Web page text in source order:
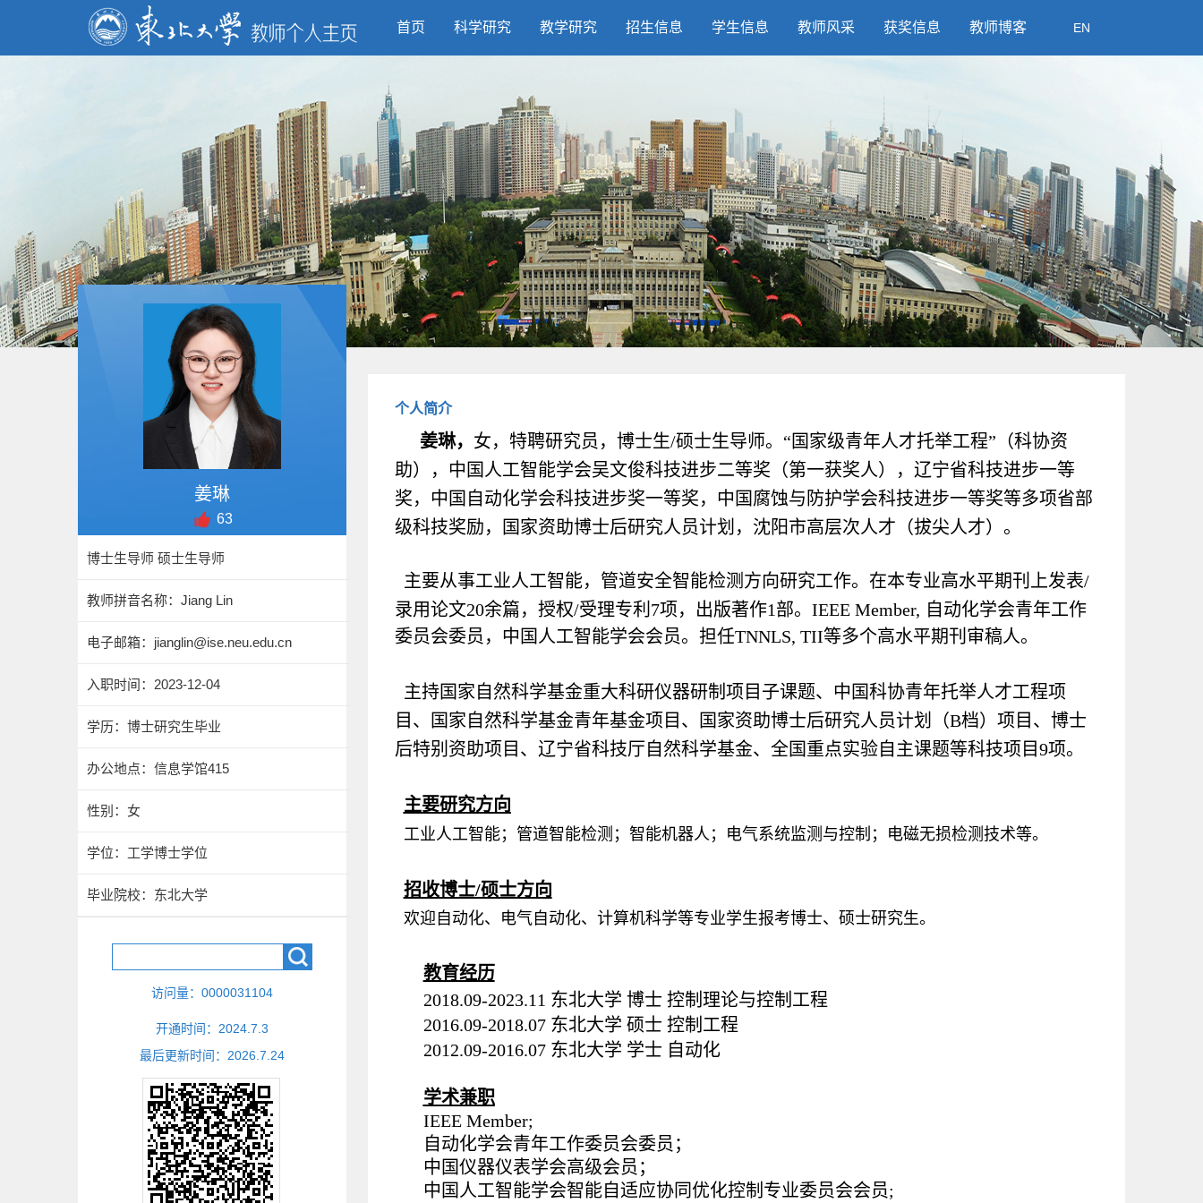
首页 科学研究 教学研究 招生信息 学生信息 教师风采 获奖信息 教师博客 EN
姜琳
63
博士生导师 硕士生导师
教师拼音名称：Jiang Lin
电子邮箱： jianglin@ise.neu.edu.cn
入职时间：2023-12-04
学历：博士研究生毕业
办公地点：信息学馆415
性别：女
学位：工学博士学位
毕业院校：东北大学
访问量： 0000031104
开通时间： 2024 7 3
最后更新时间： 2026 7 24
个人简介
姜琳， 女， 特聘研究员，博士生/硕士生导师。 “国家级青年人才托举工程”（科协资
助），中国人工智能学会吴文俊科技进步二等奖（第一获奖人），辽宁省科技进步一等
奖，
中国自动化学会科技进步奖一等奖，中国腐蚀与防护学会科技进步一等奖等多项省部
级科技奖励，
国家资助博士后研究人员计划， 沈阳市高层次人才（拔尖人才） 。
主要从事工业人工智能，管道安全智能检测方向研究工作。在本专业高水平期刊上发表/
录用论文20余篇，授权/受理专利 7项，出版著作1部。 IEEE Member, 自动化学会青年工作
委员会委员，中国人工智能学会会员。 担任TNNLS, TII等多个高水平期刊审稿人。
主持国家自然科学基金重大科研仪器研制项目子课题、中国科协青年托举人才工程项
目、国家自然科学基金青年基金项目、国家资助博士后研究人员计划（B档）项目、博士
后特别资助项目、辽宁省科技厅自然科学基金、全国重点实验自主课题等科技项目9项。
主要研究方向
工业人工智能；管道智能检测； 智能机器人；电气系统监测与控制；电磁无损检测技术等。
招收博士/硕士方向
欢迎自动化、电气自动化、计算机科学等专业学生报考博士、硕士研究生。
教育经历
2018.09-2023.11 东北大学 博士 控制理论与控制工程
2016.09-2018.07 东北大学 硕士 控制工程
2012.09-2016.07 东北大学 学士 自动化
学术兼职
IEEE Member;
自动化学会青年工作委员会委员；
中国仪器仪表学会高级会员；
中国人工智能学会智能自适应协同优化控制专业委员会会员;